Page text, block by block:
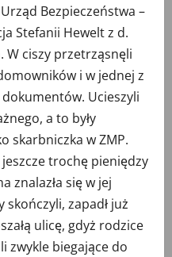
Bezpieczeństwa –
Stefanii Hewelt z d.
W ciszy przetrząsnęli
i w jednej z
dokumentów. Ucieszyli
a to były
skarbniczka w ZMP.
trochę pieniędzy
znalazła się w jej
zapadł już
ulicę, gdyż rodzice
zwykle biegające do